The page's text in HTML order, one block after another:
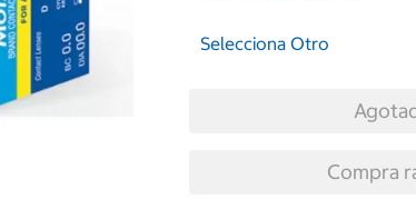
Selecciona Otro
Compra